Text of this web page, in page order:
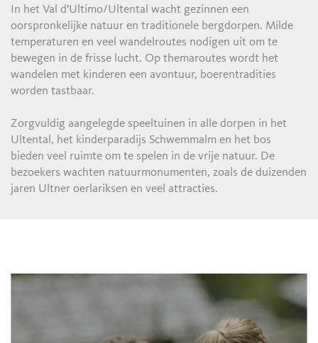
In het Val d'Ultimo/Ultental wacht gezinnen een
oorspronkelijke natuur en traditionele bergdorpen. Milde
temperaturen en veel wandelroutes nodigen uit om te
bewegen in de frisse lucht. Op themaroutes wordt het
wandelen met kinderen een avontuur, boerentradities
worden tastbaar.
Zorgvuldig aangelegde speeltuinen in alle dorpen in het
Ultental, het kinderparadijs Schwemmalm en het bos
bieden veel ruimte om te spelen in de vrije natuur. De
bezoekers wachten natuurmonumenten, zoals de duizenden
jaren Ultner oerlariksen en veel attracties.